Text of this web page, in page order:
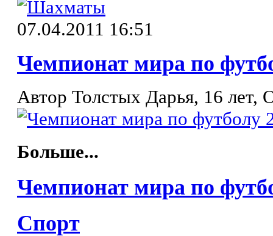
07.04.2011 16:51
Чемпионат мира по
Автор Толстых Дарья, 16 лет,
Больше...
Чемпионат мира по
Спорт